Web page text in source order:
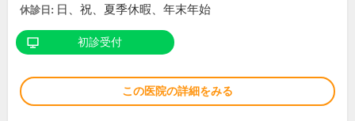
休診日: 日、祝、夏季休暇、年末年始
初診受付
この医院の詳細をみる